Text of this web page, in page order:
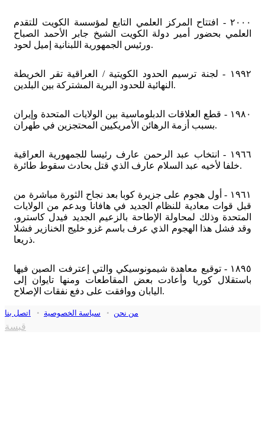
٢٠٠٠ - افتتاح المركز العلمي التابع لمؤسسة الكويت للتقدم
العلمي بحضور أمير دولة الكويت الشيخ جابر الأحمد الصباح
ورئيس الجمهورية اللبنانية إميل لحود.
١٩٩٢ - لجنة ترسيم الحدود الكويتية / العراقية تقر الخريطة
النهائية للحدود البرية المشتركة بين البلدين.
١٩٨٠ - قطع العلاقات الدبلوماسية بين الولايات المتحدة وإيران
بسبب أزمة الرهائن الأمريكيين المحتجزين في طهران.
١٩٦٦ - انتخاب عبد الرحمن عارف رئيسا للجمهورية العراقية
خلفا لأخيه عبد السلام عارف الذي قتل بحادث سقوط طائرة.
١٩٦١ - أول هجوم على جزيرة كوبا بعد نجاح الثورة مباشرة من
قبل قوات معادية للنظام الجديد في هافانا وبدعم من الولايات
المتحدة وذلك لمحاولة الإطاحة بالزعيم الجديد فيدل كاسترو،
وقد فشل هذا الهجوم الذي عرف باسم غزو خليج الخنازير فشلا
ذريعا.
١٨٩٥ - توقيع معاهدة شيمونوسيكي والتي إعترفت الصين فيها
باستقلال كوريا وأعادت بعض المقاطعات ومنها تايوان إلى
اليابان ووافقت على دفع نفقات الإصلاح.
من نحن • سياسة الخصوصية • اتصل بنا
قبسة